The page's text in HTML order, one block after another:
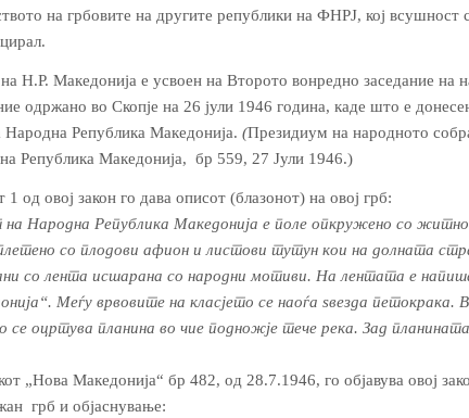
на грбовите на другите републики на ФНРЈ, кој всушност
Н.Р. Македонија е усвоен на Второто вонредно заседание на
одржано во Скопје на 26 јули 1946 година, каде што е
Народна Република Македонија. (Президиум на народното
Република Македонија, бр 559, 27 Јули 1946.)
1 од овој закон го дава описот (блазонот) на овој грб:
Народна Република Македонија е поле опкружено со житно
со плодови афион и листови тутун кои на долната
со лента исшарана со народни мотиви. На лентата е
Меѓу врвовите на класјето се наоѓа ѕвезда петокрака.
се оцртува планина во чие подножје тече река. Зад планината
„Нова Македонија“ бр 482, од 28.7.1946, го објавува овој
грб и објаснување: